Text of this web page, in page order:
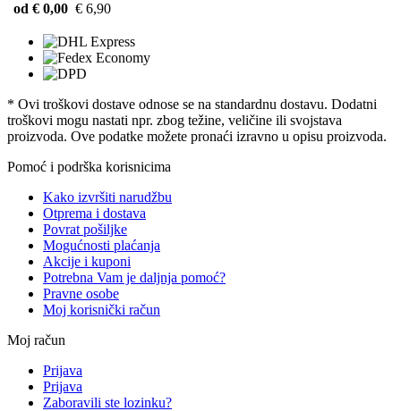
od € 0,00 € 6,90
* Ovi troškovi dostave odnose se na standardnu ​​dostavu. Dodatni
troškovi mogu nastati npr. zbog težine, veličine ili svojstava
proizvoda. Ove podatke možete pronaći izravno u opisu proizvoda.
Pomoć i podrška korisnicima
Kako izvršiti narudžbu
Otprema i dostava
Povrat pošiljke
Mogućnosti plaćanja
Akcije i kuponi
Potrebna Vam je daljnja pomoć?
Pravne osobe
Moj korisnički račun
Moj račun
Prijava
Prijava
Zaboravili ste lozinku?